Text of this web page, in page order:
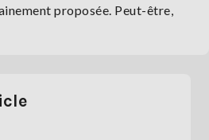
proposée. Peut-être,